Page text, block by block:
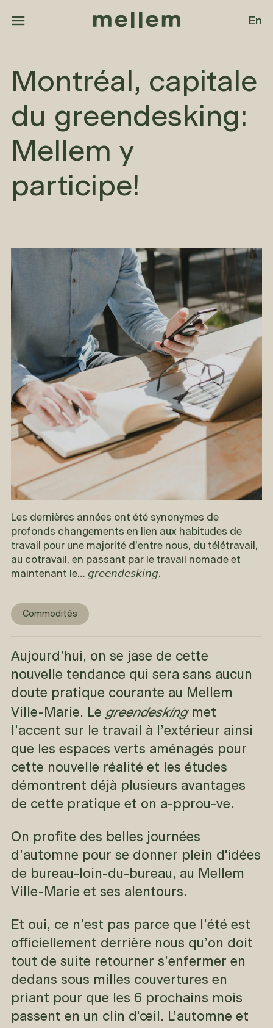
Aller au contenu principal
En
Montréal, capitale
du greendesking:
Mellem y
participe!
Les dernières années ont été synonymes de
profonds changements en lien aux habitudes de
travail pour une majorité d’entre nous, du télétravail,
au cotravail, en passant par le travail nomade et
maintenant le… 𝘨𝘳𝘦𝘦𝘯𝘥𝘦𝘴𝘬𝘪𝘯𝘨.
Commodités
Aujourd’hui, on se jase de cette
nouvelle tendance qui sera sans aucun
doute pratique courante au Mellem
Ville-Marie. Legreendeskingmet
l’accent sur le travail à l’extérieur ainsi
que les espaces verts aménagés pour
cette nouvelle réalité et les études
démontrent déjà plusieurs avantages
de cette pratique et on a-pprou-ve.
On profite des belles journées
d’automne pour se donner plein d'idées
de bureau-loin-du-bureau, au Mellem
Ville-Marie et ses alentours.
Et oui, ce n’est pas parce que l’été est
officiellement derrière nous qu’on doit
tout de suite retourner s’enfermer en
dedans sous milles couvertures en
priant pour que les 6 prochains mois
passent en un clin d'œil. L’automne et